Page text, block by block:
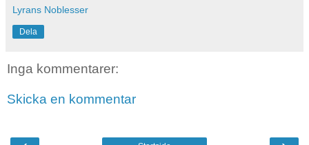
Lyrans Noblesser
Dela
Inga kommentarer:
Skicka en kommentar